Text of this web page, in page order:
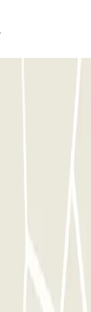
e comunicar o seu
e estacionar em
o intercomunicador
A ENTRADA E